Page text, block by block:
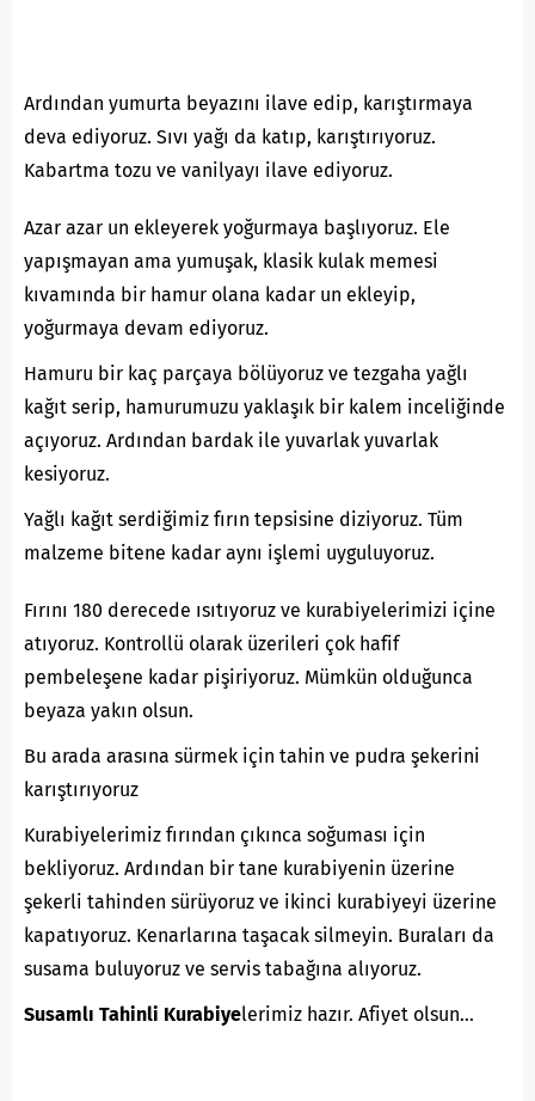
Ardından yumurta beyazını ilave edip, karıştırmaya
deva ediyoruz. Sıvı yağı da katıp, karıştırıyoruz.
Kabartma tozu ve vanilyayı ilave ediyoruz.
Azar azar un ekleyerek yoğurmaya başlıyoruz. Ele
yapışmayan ama yumuşak, klasik kulak memesi
kıvamında bir hamur olana kadar un ekleyip,
yoğurmaya devam ediyoruz.
Hamuru bir kaç parçaya bölüyoruz ve tezgaha yağlı
kağıt serip, hamurumuzu yaklaşık bir kalem inceliğinde
açıyoruz. Ardından bardak ile yuvarlak yuvarlak
kesiyoruz.
Yağlı kağıt serdiğimiz fırın tepsisine diziyoruz. Tüm
malzeme bitene kadar aynı işlemi uyguluyoruz.
Fırını 180 derecede ısıtıyoruz ve kurabiyelerimizi içine
atıyoruz. Kontrollü olarak üzerileri çok hafif
pembeleşene kadar pişiriyoruz. Mümkün olduğunca
beyaza yakın olsun.
Bu arada arasına sürmek için tahin ve pudra şekerini
karıştırıyoruz
Kurabiyelerimiz fırından çıkınca soğuması için
bekliyoruz. Ardından bir tane kurabiyenin üzerine
şekerli tahinden sürüyoruz ve ikinci kurabiyeyi üzerine
kapatıyoruz. Kenarlarına taşacak silmeyin. Buraları da
susama buluyoruz ve servis tabağına alıyoruz.
Susamlı Tahinli Kurabiyelerimiz hazır. Afiyet olsun…